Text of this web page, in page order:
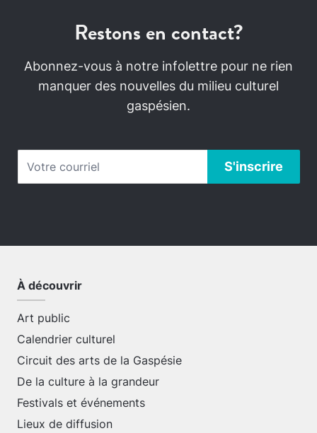
Restons en contact?
Abonnez-vous à notre infolettre pour ne rien
manquer des nouvelles du milieu culturel
gaspésien.
À découvrir
Art public
Calendrier culturel
Circuit des arts de la Gaspésie
De la culture à la grandeur
Festivals et événements
Lieux de diffusion